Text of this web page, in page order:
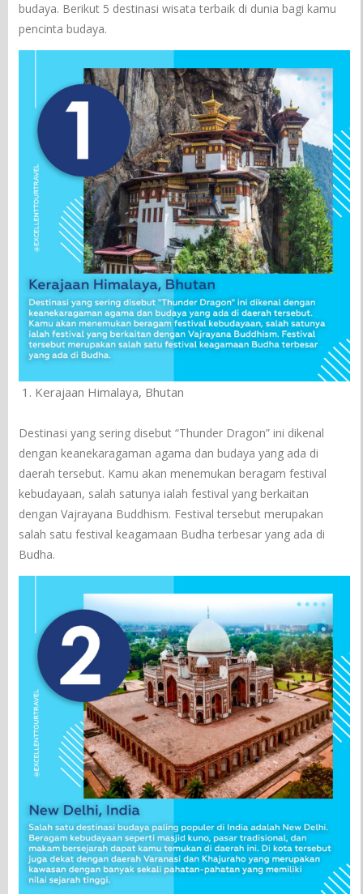
budaya. Berikut 5 destinasi wisata terbaik di dunia bagi kamu
pencinta budaya.
Kerajaan Himalaya, Bhutan
Destinasi yang sering disebut “Thunder Dragon” ini dikenal
dengan keanekaragaman agama dan budaya yang ada di
daerah tersebut. Kamu akan menemukan beragam festival
kebudayaan, salah satunya ialah festival yang berkaitan
dengan Vajrayana Buddhism. Festival tersebut merupakan
salah satu festival keagamaan Budha terbesar yang ada di
Budha.